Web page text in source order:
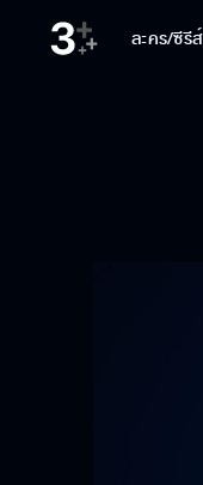
ละคร/ซีรีส์